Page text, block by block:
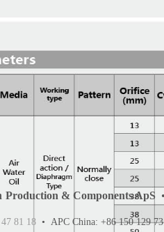
Production & Components ApS•
81 18 • APC China: +86 150 129